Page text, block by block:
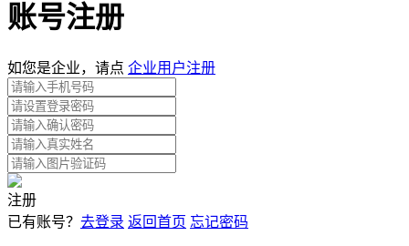
账号注册
如您是企业，请点 企业用户注册
注册
已有账号？ 去登录 返回首页 忘记密码